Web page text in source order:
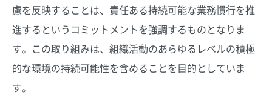
慮を反映することは、責任ある持続可能な業務慣行を推
進するというコミットメントを強調するものとなりま
す。この取り組みは、組織活動のあらゆるレベルの積極
的な環境の持続可能性を含めることを目的としていま
す。